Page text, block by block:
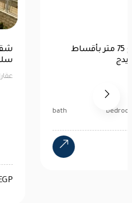
75 م2
2.7M